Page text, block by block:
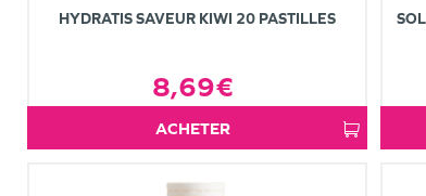
HYDRATIS SAVEUR KIWI 20 PASTILLES
8,69€
ACHETER